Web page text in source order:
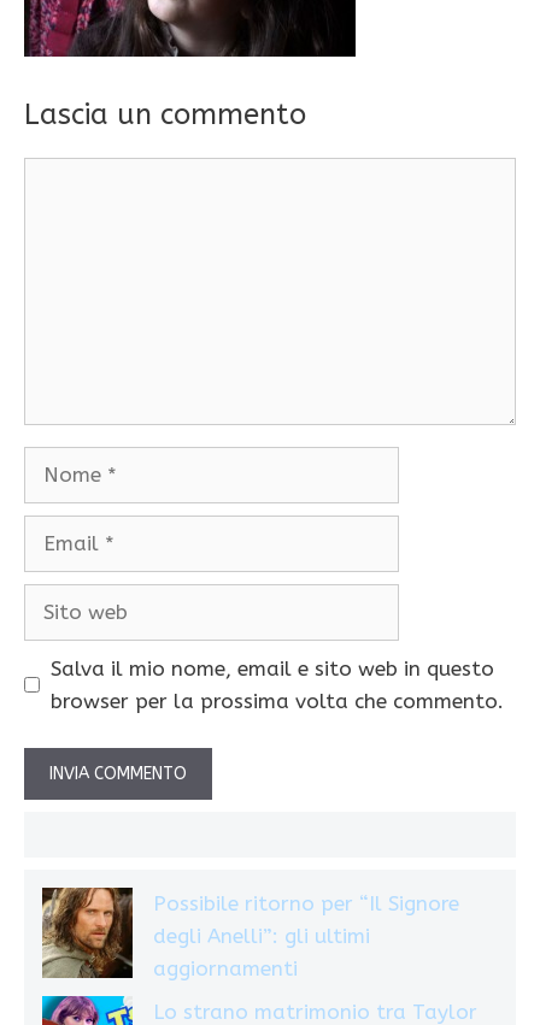
Lascia un commento
Salva il mio nome, email e sito web in questo
browser per la prossima volta che commento.
Possibile ritorno per “Il Signore
degli Anelli”: gli ultimi
aggiornamenti
Lo strano matrimonio tra Taylor